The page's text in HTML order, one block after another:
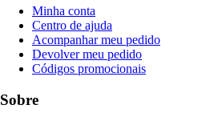
Minha conta
Centro de ajuda
Acompanhar meu pedido
Devolver meu pedido
Códigos promocionais
Sobre